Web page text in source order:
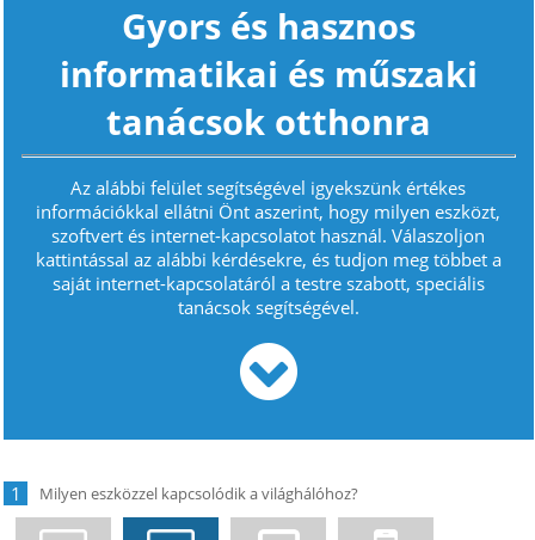
Gyors és hasznos
informatikai és műszaki
tanácsok otthonra
Az alábbi felület segítségével igyekszünk értékes
információkkal ellátni Önt aszerint, hogy milyen eszközt,
szoftvert és internet-kapcsolatot használ. Válaszoljon
kattintással az alábbi kérdésekre, és tudjon meg többet a
saját internet-kapcsolatáról a testre szabott, speciális
tanácsok segítségével.
1